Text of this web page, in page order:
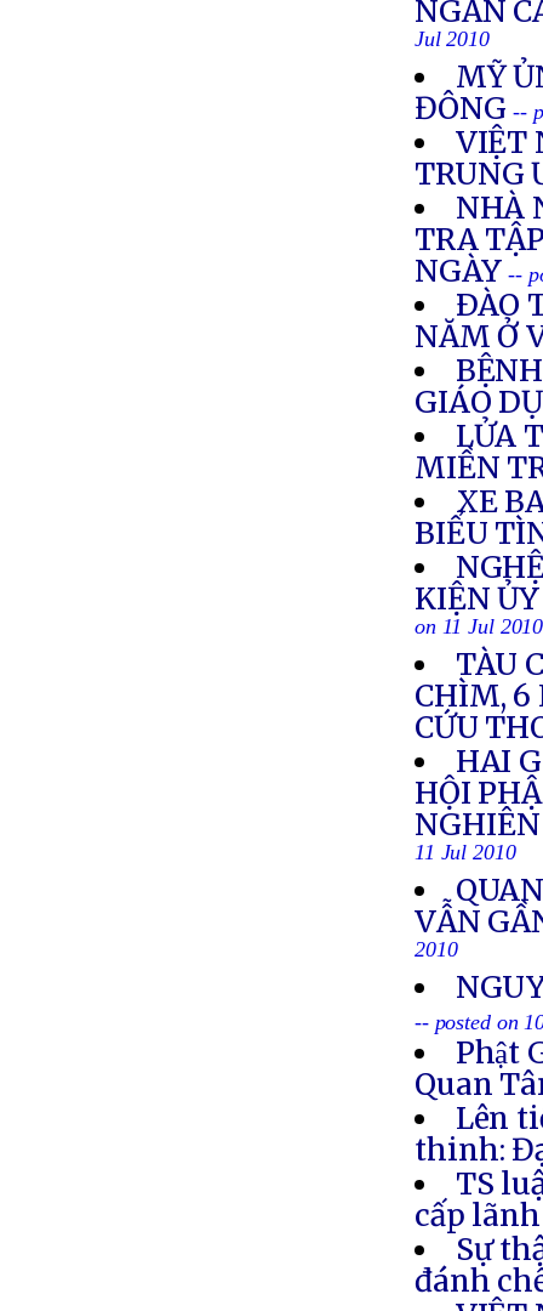
NGĂN
Jul 2010
MỸ
ĐÔNG--
VIỆT
TRUNG
NHÀ
TRA
NGÀY --
ÐÀO
NĂM Ở
GIÁO
LỬA
MIỀN
XE
BIỂU
KIỆN
on 11 Jul 2010
TÀU
CHÌM, 6
CỨU
HAI
HỘI
11 Jul 2010
VẪN
2010
-- posted on
Phật
Quan
Lên
thinh:
TS
cấp
Sự
đánh